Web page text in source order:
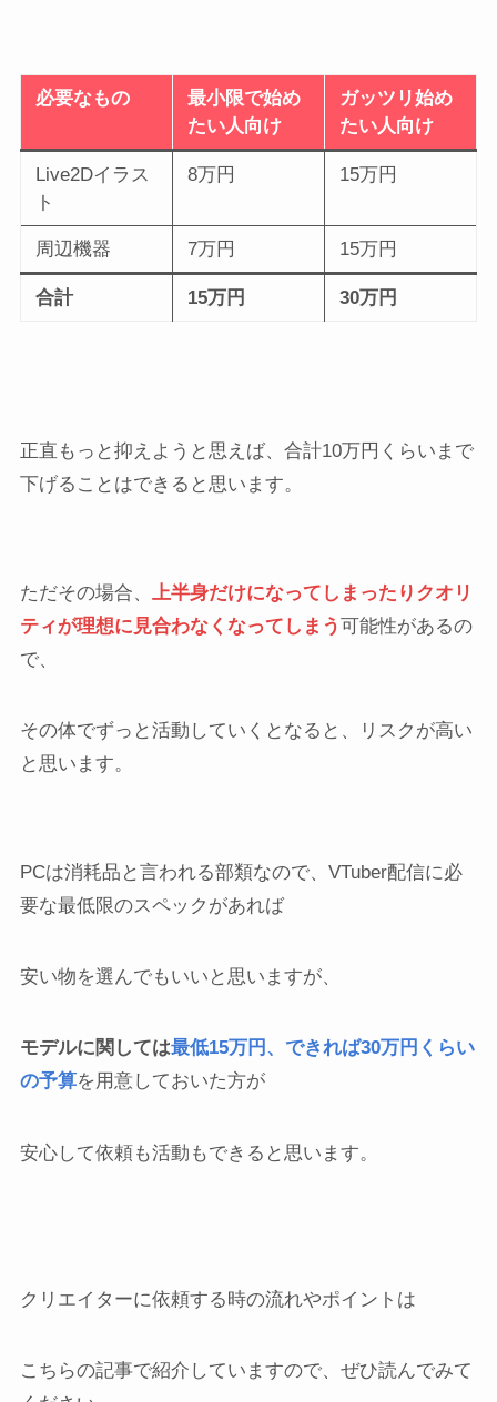
必要なもの
最小限で始め
たい人向け
ガッツリ始め
たい人向け
Live2Dイラス
ト
8万円 15万円
周辺機器 7万円 15万円
合計 15万円 30万円
正直もっと抑えようと思えば、合計10万円くらいまで
下げることはできると思います。
ただその場合、 上半身だけになってしまったりクオリ
ティが理想に見合わなくなってしまう 可能性があるの
で、
その体でずっと活動していくとなると、リスクが高い
と思います。
PCは消耗品と言われる部類なので、VTuber配信に必
要な最低限のスペックがあれば
安い物を選んでもいいと思いますが、
モデルに関しては最低15万円、できれば30万円くらい
の予算を用意しておいた方が
安心して依頼も活動もできると思います。
クリエイターに依頼する時の流れやポイントは
こちらの記事で紹介していますので、ぜひ読んでみて